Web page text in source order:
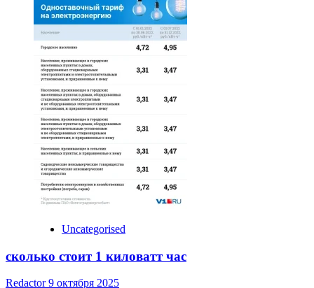
Uncategorised
сколько стоит 1 киловатт час
Redactor9 октября 2025